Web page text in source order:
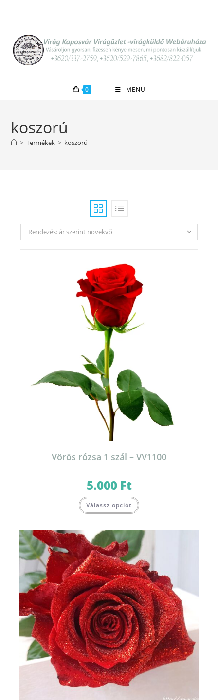
to
0 MENU
koszorú
> Termékek > koszorú
Rendezés: ár szerint növekvő
Vörös rózsa 1 szál – VV1100
5.000 Ft
Válassz opciót